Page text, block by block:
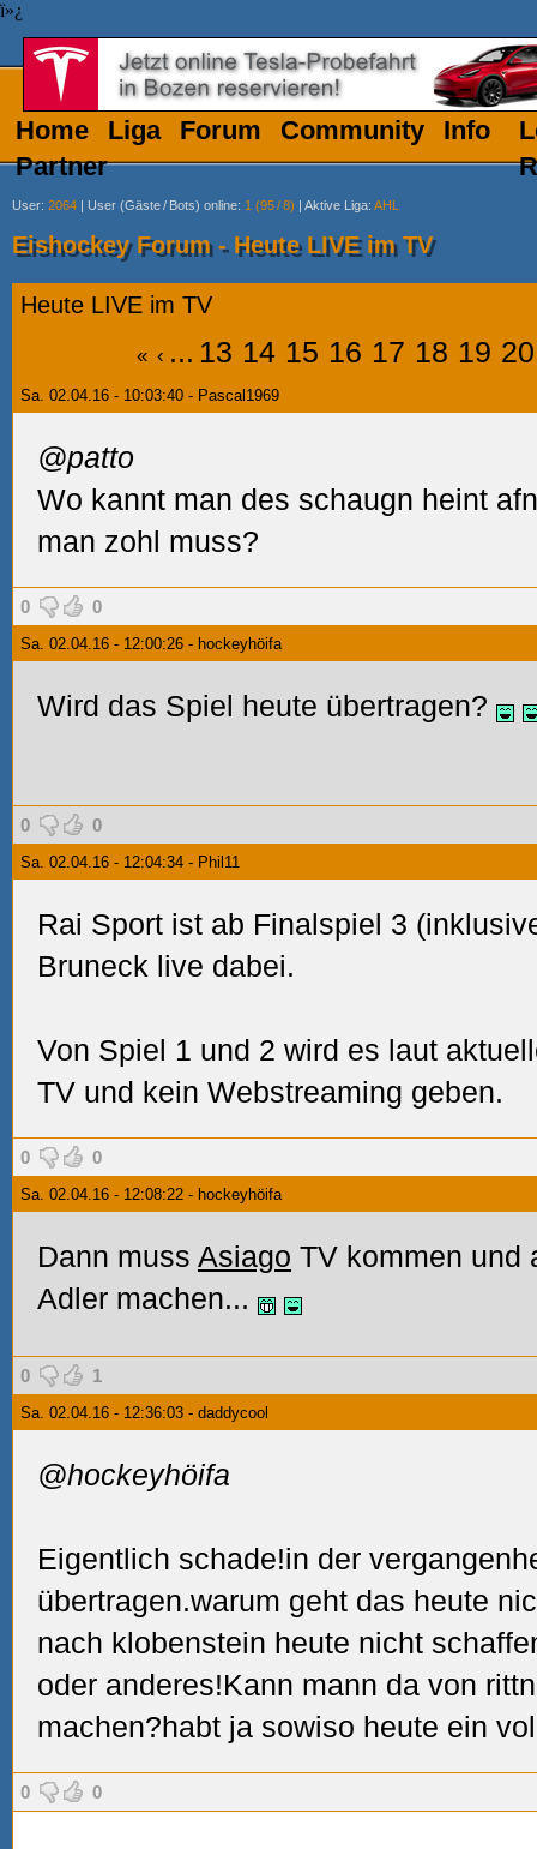
ï»¿
Home Liga Forum Community
Info
Partner
User: 2064 | User (Gäste/ Bots) online: 1 (95/8) | Aktive Liga: AHL
Eishockey Forum - Heute LIVE im TV
Heute LIVE im TV
« ‹ ... 13 14 15 16 17 18 19 20
Sa. 02.04.16 - 10:03:40 - Pascal1969
@patto
Wo kannt man des schaugn heint
man zohl muss?
0 0
Sa. 02.04.16 - 12:00:26 - hockeyhöifa
Wird das Spiel heute übertragen?
0 0
Sa. 02.04.16 - 12:04:34 - Phil11
Rai Sport ist ab Finalspiel 3
Bruneck live dabei.
Von Spiel 1 und 2 wird es laut
TV und kein Webstreaming geben.
0 0
Sa. 02.04.16 - 12:08:22 - hockeyhöifa
Dann muss Asiago TV kommen und
Adler machen...
0 1
Sa. 02.04.16 - 12:36:03 - daddycool
@hockeyhöifa
Eigentlich schade!in der
übertragen.warum geht das heute
nach klobenstein heute nicht
oder anderes!Kann mann da von
machen?habt ja sowiso heute ein
0 0